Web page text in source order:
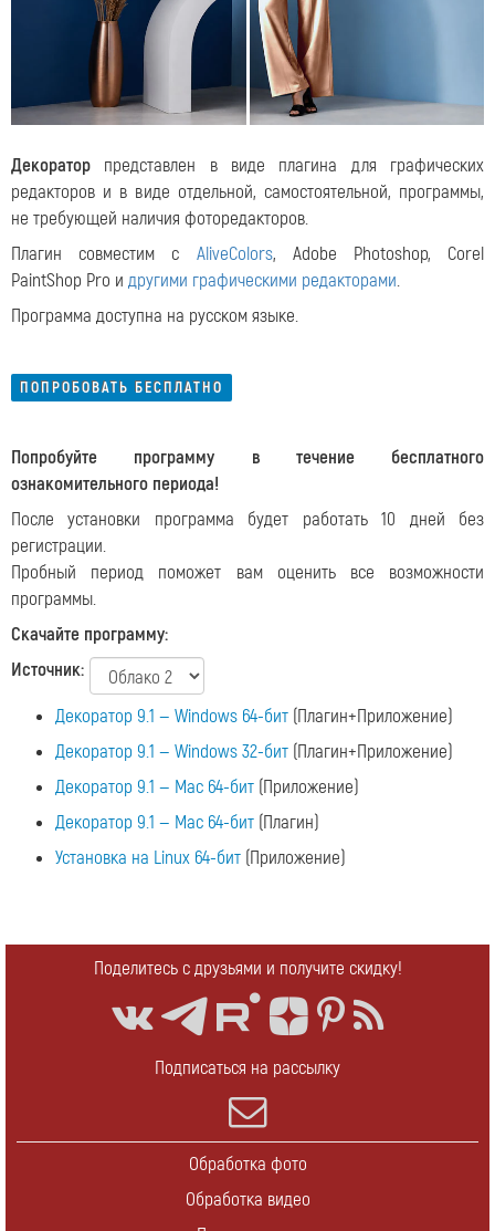
Декоратор представлен в виде плагина для графических
редакторов и в виде отдельной, самостоятельной, программы,
не требующей наличия фоторедакторов.
Плагин совместим с AliveColors, Adobe Photoshop, Corel
PaintShop Pro и другими графическими редакторами.
Программа доступна на русском языке.
ПОПРОБОВАТЬ БЕСПЛАТНО
Попробуйте программу в течение бесплатного
ознакомительного периода!
После установки программа будет работать 10 дней без
регистрации.
Пробный период поможет вам оценить все возможности
программы.
Скачайте программу:
Источник:
Декоратор 9.1 — Windows 64-бит (Плагин+Приложение)
Декоратор 9.1 — Windows 32-бит (Плагин+Приложение)
Декоратор 9.1 — Mac 64-бит (Приложение)
Декоратор 9.1 — Mac 64-бит (Плагин)
Установка на Linux 64-бит (Приложение)
Поделитесь с друзьями и получите скидку!
Подписаться на рассылку
Обработка фото
Обработка видео